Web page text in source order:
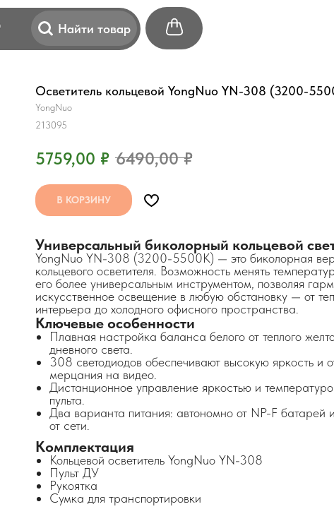
Найти товар
Осветитель кольцевой YongNuo YN-308 (3200-
YongNuo
213095
5759,00 ₽ 6490,00 ₽
В КОРЗИНУ
Универсальный биколорный кольцевой
YongNuo YN-308 (3200-5500K) — это биколорная
кольцевого осветителя. Возможность менять
его более универсальным инструментом, позволяя
искусственное освещение в любую обстановку — от
интерьера до холодного офисного пространства.
Ключевые особенности
Плавная настройка баланса белого от теплого
дневного света.
308 светодиодов обеспечивают высокую яркость и
мерцания на видео.
Дистанционное управление яркостью и
пульта.
Два варианта питания: автономно от NP-F батарей
от сети.
Комплектация
Кольцевой осветитель YongNuo YN-308
Пульт ДУ
Рукоятка
Сумка для транспортировки